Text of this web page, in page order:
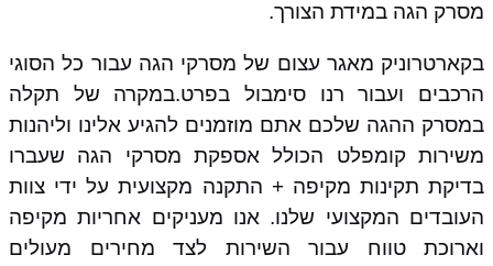
מסרק הגה במידת הצורך.
בקארטרוניק מאגר עצום של מסרקי הגה עבור כל הסוגי
הרכבים ועבור רנו סימבול בפרט.במקרה של תקלה
במסרק ההגה שלכם אתם מוזמנים להגיע אלינו וליהנות
משירות קומפלט הכולל אספקת מסרקי הגה שעברו
בדיקת תקינות מקיפה + התקנה מקצועית על ידי צוות
העובדים המקצועי שלנו. אנו מעניקים אחריות מקיפה
וארוכת טווח עבור השירות לצד מחירים מעולים